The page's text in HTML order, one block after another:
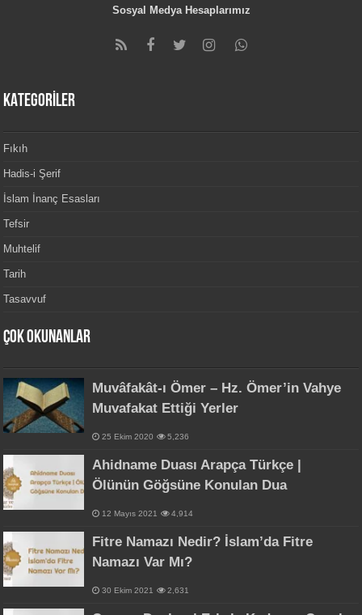
Sosyal Medya Hesaplarımız
KATEGORİLER
Fıkıh
Hadis-i Şerif
İslam İnanç Esasları
Tefsir
Muhtelif
Tarih
Tasavvuf
Çok Okunanlar
Muvâfakât-ı Ömer – Hz. Ömer’in Vahye
Muvafakat Ettiği Yerler
25 Ekim 2020 5,236
Ahidname Duası Arapça Türkçe |
Ölünün Göğsüne Konulan Dua
12 Mayıs 2021 4,914
Fitre Namazı Nedir? İslam’da Fitre
Namazı Var Mı?
30 Ekim 2021 2,631